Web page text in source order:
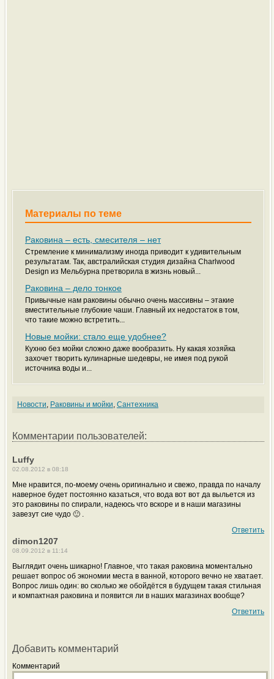
Материалы по теме
Раковина – есть, смесителя – нет
Стремление к минимализму иногда приводит к удивительным
результатам. Так, австралийская студия дизайна Charlwood
Design из Мельбурна претворила в жизнь новый...
Раковина – дело тонкое
Привычные нам раковины обычно очень массивны – этакие
вместительные глубокие чаши. Главный их недостаток в том,
что такие можно встретить...
Новые мойки: стало еще удобнее?
Кухню без мойки сложно даже вообразить. Ну какая хозяйка
захочет творить кулинарные шедевры, не имея под рукой
источника воды и...
Новости, Раковины и мойки, Сантехника
Комментарии пользователей:
Luffy
02.08.2012 в 08:18
Мне нравится, по-моему очень оригинально и свежо, правда по началу
наверное будет постоянно казаться, что вода вот вот да выльется из
это раковины по спирали, надеюсь что вскоре и в наши магазины
завезут сие чудо 🙂 .
Ответить
dimon1207
08.09.2012 в 11:14
Выглядит очень шикарно! Главное, что такая раковина моментально
решает вопрос об экономии места в ванной, которого вечно не хватает.
Вопрос лишь один: во сколько же обойдётся в будущем такая стильная
и компактная раковина и появится ли в наших магазинах вообще?
Ответить
Добавить комментарий
Комментарий